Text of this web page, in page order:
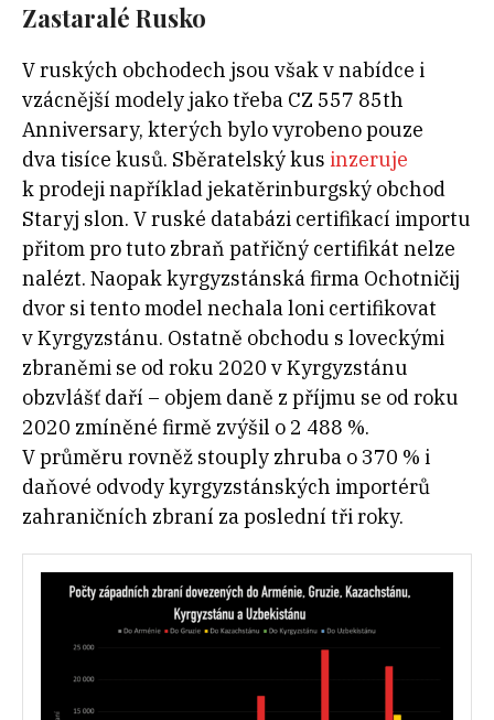
Zastaralé Rusko
V ruských obchodech jsou však v nabídce i
vzácnější modely jako třeba CZ 557 85th
Anniversary, kterých bylo vyrobeno pouze
dva tisíce kusů. Sběratelský kus inzeruje
k prodeji například jekatěrinburgský obchod
Staryj slon. V ruské databázi certifikací importu
přitom pro tuto zbraň patřičný certifikát nelze
nalézt. Naopak kyrgyzstánská firma Ochotničij
dvor si tento model nechala loni certifikovat
v Kyrgyzstánu. Ostatně obchodu s loveckými
zbraněmi se od roku 2020 v Kyrgyzstánu
obzvlášť daří – objem daně z příjmu se od roku
2020 zmíněné firmě zvýšil o 2 488 %.
V průměru rovněž stouply zhruba o 370 % i
daňové odvody kyrgyzstánských importérů
zahraničních zbraní za poslední tři roky.